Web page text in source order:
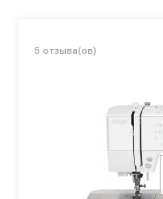
5 отзыва(ов)